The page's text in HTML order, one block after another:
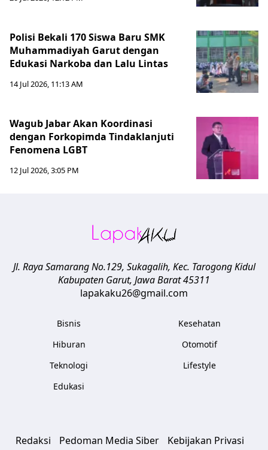
Polisi Bekali 170 Siswa Baru SMK
Muhammadiyah Garut dengan
Edukasi Narkoba dan Lalu Lintas
14 Jul 2026, 11:13 AM
Wagub Jabar Akan Koordinasi
dengan Forkopimda Tindaklanjuti
Fenomena LGBT
12 Jul 2026, 3:05 PM
Jl. Raya Samarang No.129, Sukagalih, Kec. Tarogong Kidul
Kabupaten Garut, Jawa Barat45311
lapakaku26@gmail.com
Bisnis
Hiburan
Teknologi
Edukasi
Kesehatan
Otomotif
Lifestyle
Redaksi Pedoman Media Siber Kebijakan Privasi